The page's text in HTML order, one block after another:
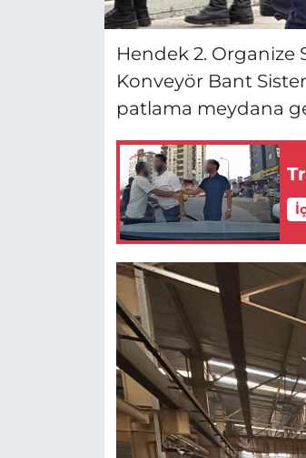
Hendek 2. Organize
Konveyör Bant
patlama meydana